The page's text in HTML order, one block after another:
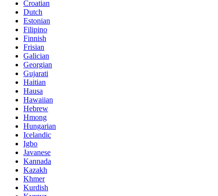
Croatian
Dutch
Estonian
Filipino
Finnish
Frisian
Galician
Georgian
Gujarati
Haitian
Hausa
Hawaiian
Hebrew
Hmong
Hungarian
Icelandic
Igbo
Javanese
Kannada
Kazakh
Khmer
Kurdish